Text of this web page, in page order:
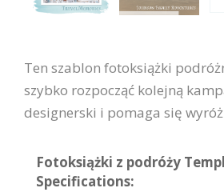
Ten szablon fotoksiążki
szybko rozpocząć kolejną
designerski i pomaga się
Fotoksiążki z podróży
Specifications: